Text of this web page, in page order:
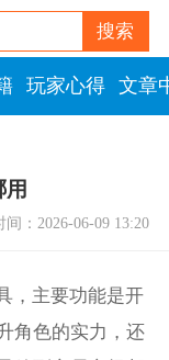
搜索
玩家心得 文章
间：2026-06-09 13:20
，主要功能是开
角色的实力，还